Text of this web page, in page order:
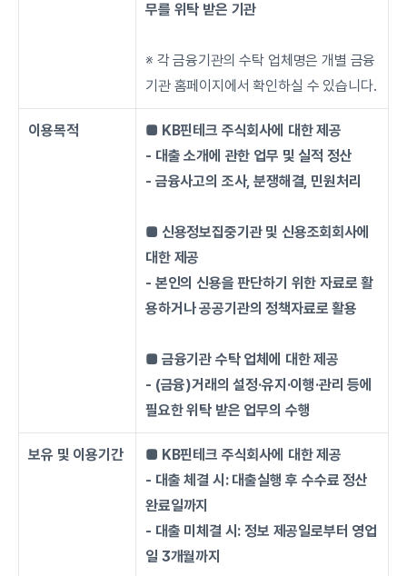
무를 위탁 받은 기관
※ 각 금융기관의 수탁 업체명은 개별 금융
기관 홈페이지에서 확인하실 수 있습니다.
이용목적
■ KB핀테크 주식회사에 대한 제공
- 대출 소개에 관한 업무 및 실적 정산
- 금융사고의 조사, 분쟁해결, 민원처리
■ 신용정보집중기관 및 신용조회회사에
대한 제공
- 본인의 신용을 판단하기 위한 자료로 활
용하거나 공공기관의 정책자료로 활용
■ 금융기관 수탁 업체에 대한 제공
- (금융)거래의 설정·유지·이행·관리 등에
필요한 위탁 받은 업무의 수행
보유 및 이용기간
■ KB핀테크 주식회사에 대한 제공
- 대출 체결 시: 대출실행 후 수수료 정산
완료일까지
- 대출 미체결 시: 정보 제공일로부터 영업
일 3개월까지